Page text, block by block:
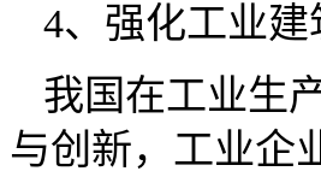
4、强化工业
我国在工业生
与创新，工业企